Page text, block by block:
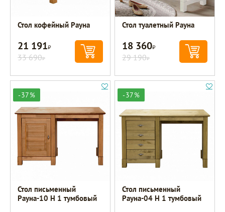
Стол кофейный Рауна
21 191Р
33 690Р
Стол туалетный Рауна
18 360Р
29 190Р
-37%
Стол письменный
Рауна-10 Н 1 тумбовый
-37%
Стол письменный
Рауна-04 Н 1 тумбовый